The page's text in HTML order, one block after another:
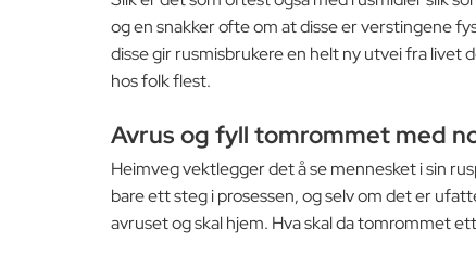
og en snakker ofte om at disse er verstingene
disse gir rusmisbrukere en helt ny utvei fra
hos folk flest.
Avrus og fyll tomrommet med
Heimveg vektlegger det å se mennesket i sin
bare ett steg i prosessen, og selv om det er
avruset og skal hjem. Hva skal da tomrommet